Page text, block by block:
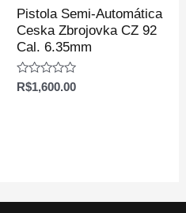
Pistola Semi-Automática
Ceska Zbrojovka CZ 92
Cal. 6.35mm
Avaliação
R$1,600.00